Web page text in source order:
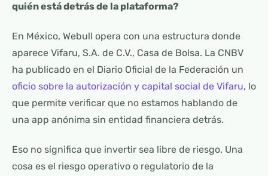
quién está detrás de la plataforma?
En México, Webull opera con una estructura donde
aparece Vifaru, S.A. de C.V., Casa de Bolsa. La CNBV
ha publicado en el Diario Oficial de la Federación un
oficio sobre la autorización y capital social de Vifaru, lo
que permite verificar que no estamos hablando de
una app anónima sin entidad financiera detrás.
Eso no significa que invertir sea libre de riesgo. Una
cosa es el riesgo operativo o regulatorio de la